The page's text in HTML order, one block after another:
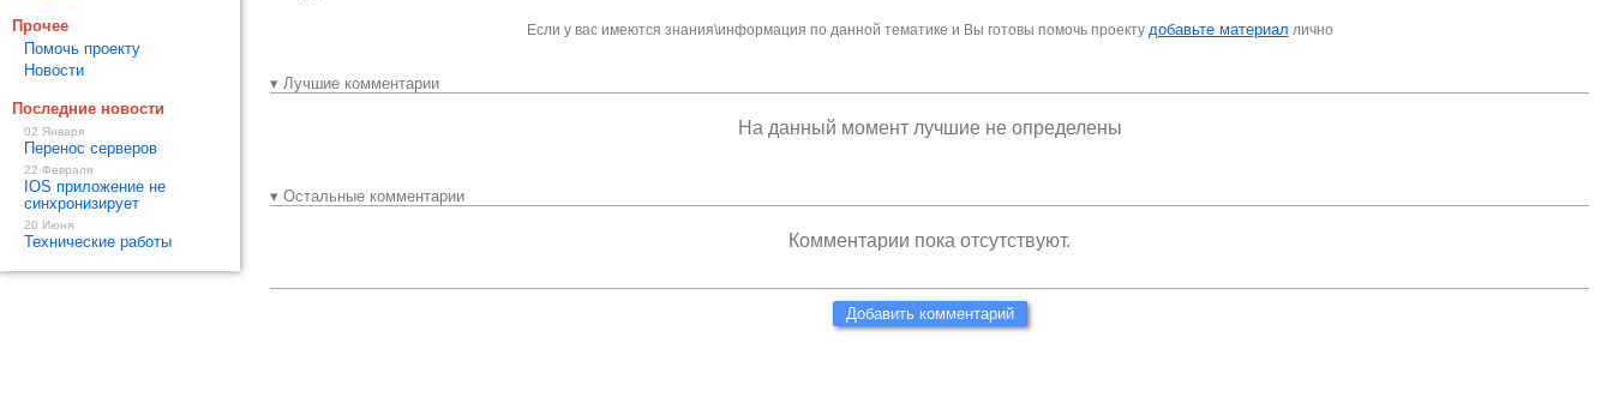
Если у вас имеются знания\информация по данной тематике и Вы готовы помочь проекту добавьте материал лично
▾ Лучшие комментарии
На данный момент лучшие не определены
▾ Остальные комментарии
Комментарии пока отсутствуют.
Добавить комментарий
Прочее
Помочь проекту
Новости
Последние новости
02 Января
Перенос серверов
22 Февраля
IOS приложение не
синхронизирует
20 Июня
Технические работы